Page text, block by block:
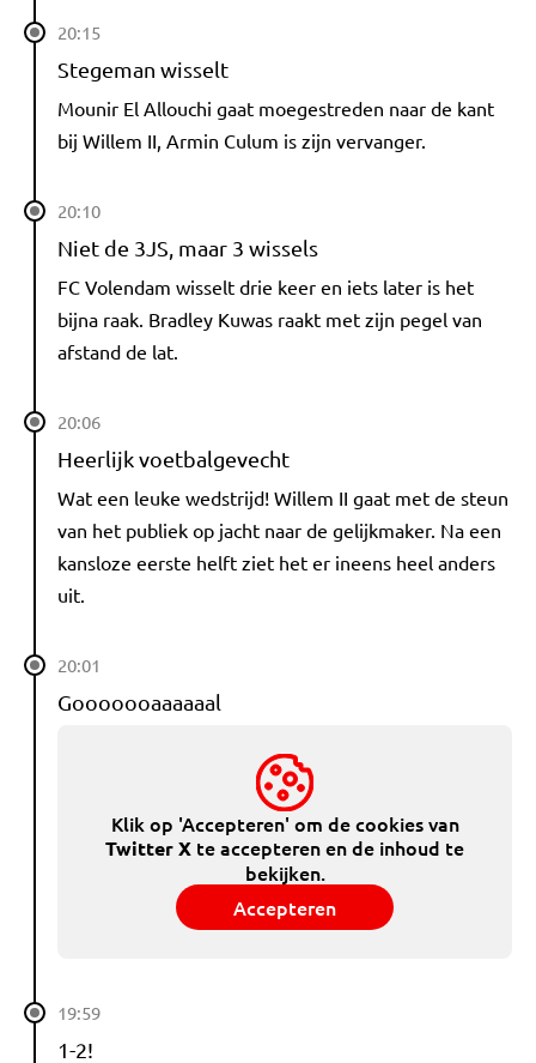
20:15
Stegeman wisselt
Mounir El Allouchi gaat moegestreden naar de kant
bij Willem II, Armin Culum is zijn vervanger.
20:10
Niet de 3JS, maar 3 wissels
FC Volendam wisselt drie keer en iets later is het
bijna raak. Bradley Kuwas raakt met zijn pegel van
afstand de lat.
20:06
Heerlijk voetbalgevecht
Wat een leuke wedstrijd! Willem II gaat met de steun
van het publiek op jacht naar de gelijkmaker. Na een
kansloze eerste helft ziet het er ineens heel anders
uit.
20:01
Gooooooaaaaaal
Klik op 'Accepteren' om de cookies van
Twitter X te accepteren en de inhoud te
bekijken.
Accepteren
19:59
1-2!